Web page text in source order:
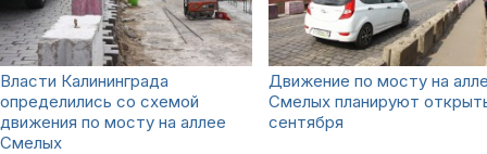
Власти Калининграда
определились со схемой
движения по мосту на аллее
Смелых
Движение по мосту на
Смелых планируют
сентября